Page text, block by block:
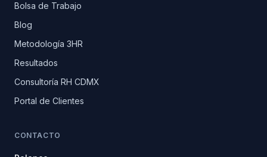
Bolsa de Trabajo
Blog
Metodología 3HR
Resultados
Consultoría RH CDMX
Portal de Clientes
CONTACTO